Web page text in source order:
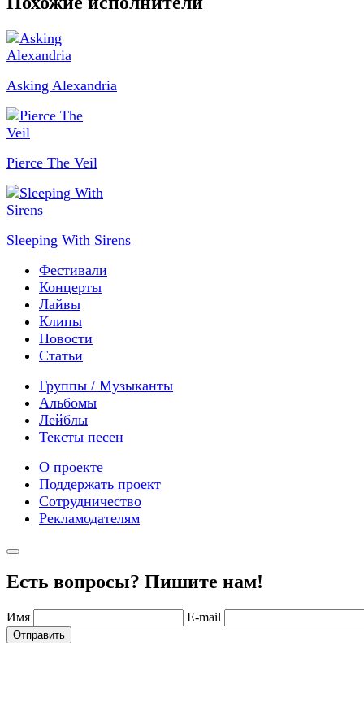
Asking Alexandria
Pierce The Veil
Sleeping With Sirens
Фестивали
Концерты
Лайвы
Клипы
Новости
Статьи
Группы / Музыканты
Альбомы
Лейблы
Тексты песен
О проекте
Поддержать проект
Сотрудничество
Рекламодателям
Есть вопросы? Пишите нам!
Имя E-mail